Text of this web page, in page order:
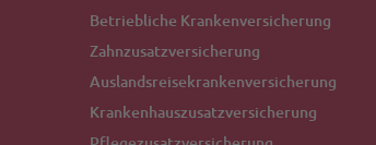
Betriebliche Krankenversicherung
Zahnzusatzversicherung
Auslandsreisekrankenversicherung
Krankenhauszusatzversicherung